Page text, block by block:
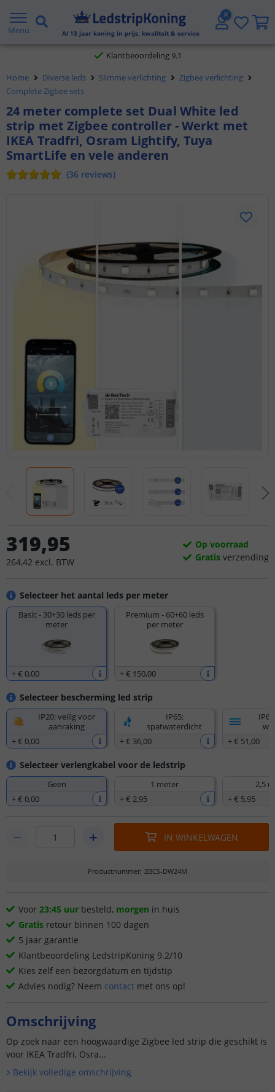
Menu Al 13 jaar koning in prijs, kwaliteit & service
Gratis verzending vanaf € 20,- NL en BE
Klantbeoordeling 9.1
Voor 23:45 uur besteld,morgen in huis
Home Diverse leds Slimme verlichting
Zigbee verlichting
Complete Zigbee sets
24 meter complete set Dual White led
strip met Zigbee controller - Werkt met
IKEA Tradfri, Osram Lightify, Tuya
SmartLife en vele anderen
(36 reviews)
Selecteer het aantal leds per meter
Basic - 30+30 leds per
meter
+€ 0,00
Premium - 60+60 leds
per meter
+€ 150,00
Selecteer bescherming led strip
IP20: veilig voor
aanraking
+€ 0,00
IP65:
spatwaterdicht
+€ 36,00
+€ 51,00
Selecteer verlengkabel voor de ledstrip
Geen
+€ 0,00
1 meter
+€ 2,95
2,5
+€ 5,95
319,95
264,42 excl. BTW
Op voorraad
Gratis verzending
IN WINKELWAGEN
Productnummer: ZBCS-DW24M
Voor 23:45 uur besteld, morgen in huis
Gratis retour binnen 100 dagen
5 jaar garantie
Klantbeoordeling LedstripKoning 9.2/10
Kies zelf een bezorgdatum en tijdstip
Advies nodig? Neem contact met ons op!
Omschrijving
Op zoek naar een hoogwaardige Zigbee led strip die geschikt is
voor IKEA Tradfri, Osra...
Bekijk volledige omschrijving